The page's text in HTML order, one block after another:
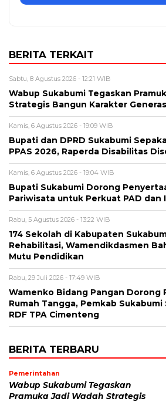
BERITA TERKAIT
Sabtu, 8 Agustus 2026 - 12:21 WIB
Wabup Sukabumi Tegaskan
Strategis Bangun Karakter
Kamis, 6 Agustus 2026 - 19:09 WIB
Bupati dan DPRD Sukabumi
PPAS 2026, Raperda Disabilitas
Kamis, 6 Agustus 2026 - 19:04 WIB
Bupati Sukabumi Dorong
Pariwisata untuk Perkuat PAD dan
Rabu, 5 Agustus 2026 - 13:22 WIB
174 Sekolah di Kabupaten
Rehabilitasi, Wamendikdasmen
Mutu Pendidikan
Rabu, 29 Juli 2026 - 17:49 WIB
Wamenko Bidang Pangan Dorong
Rumah Tangga, Pemkab
RDF TPA Cimenteng
BERITA TERBARU
Pemerintahan
Wabup Sukabumi Tegaskan
Pramuka Jadi Wadah Strategis